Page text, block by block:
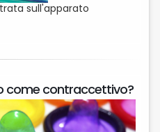
sull'apparato
come contraccettivo?